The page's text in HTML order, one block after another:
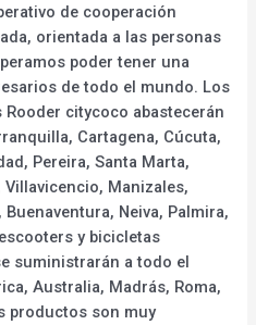
de cooperación
orientada a las personas
poder tener una
de todo el mundo. Los
citycoco abastecerán
Cartagena, Cúcuta,
Pereira, Santa Marta,
Villavicencio, Manizales,
Neiva, Palmira,
y bicicletas
suministrarán a todo el
Australia, Madrás, Roma,
productos son muy